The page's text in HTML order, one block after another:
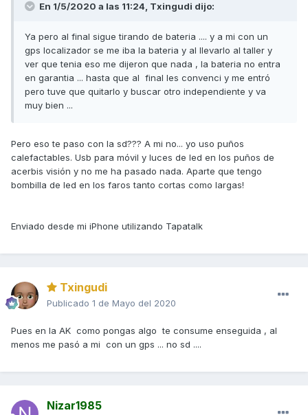
En 1/5/2020 a las 11:24, Txingudi dijo:
Ya pero al final sigue tirando de bateria .... y a mi con un
gps localizador se me iba la bateria y al llevarlo al taller y
ver que tenia eso me dijeron que nada , la bateria no entra
en garantia ... hasta que al final les convenci y me entró
pero tuve que quitarlo y buscar otro independiente y va
muy bien ...
Pero eso te paso con la sd??? A mi no... yo uso puños
calefactables. Usb para móvil y luces de led en los puños de
acerbis visión y no me ha pasado nada. Aparte que tengo
bombilla de led en los faros tanto cortas como largas!
Enviado desde mi iPhone utilizando Tapatalk
Txingudi
Publicado 1 de Mayo del 2020
Pues en la AK como pongas algo te consume enseguida , al
menos me pasó a mi con un gps ... no sd ....
Nizar1985